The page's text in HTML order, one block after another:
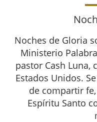
Noches de Gloria
Ministerio
pastor Cash Luna,
Estados Unidos.
de compartir
Espíritu Santo